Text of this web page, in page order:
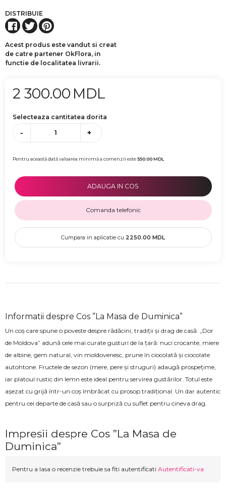
DISTRIBUIE
Acest produs este vandut si creat
de catre partener OkFlora, in
functie de localitatea livrarii.
2 300.00 MDL
Selecteaza cantitatea dorita
- +
Pentru această dată valoarea minimă a comenzii este550.00MDL
ADAUGA IN COS
Comanda telefonic
Cumpara in aplicatie cu 2250.00 MDL
Informatii despre Cos ”La Masa de Duminica”
Un coș care spune o poveste despre rădăcini, tradiții și drag de casă. „Dor
de Moldova” adună cele mai curate gusturi de la țară: nuci crocante, miere
de albine, gem natural, vin moldovenesc, prune în ciocolată și ciocolate
autohtone. Fructele de sezon (mere, pere și struguri) adaugă prospețime,
iar platoul rustic din lemn este ideal pentru servirea gustărilor. Totul este
așezat cu grijă într-un coș îmbrăcat cu prosop tradițional. Un dar autentic
pentru cei departe de casă sau o surpriză cu suflet pentru cineva drag.
Impresii despre Cos ”La Masa de
Duminica”
Pentru a lasa o recenzie trebuie sa fiti autentificati Autentificati-va